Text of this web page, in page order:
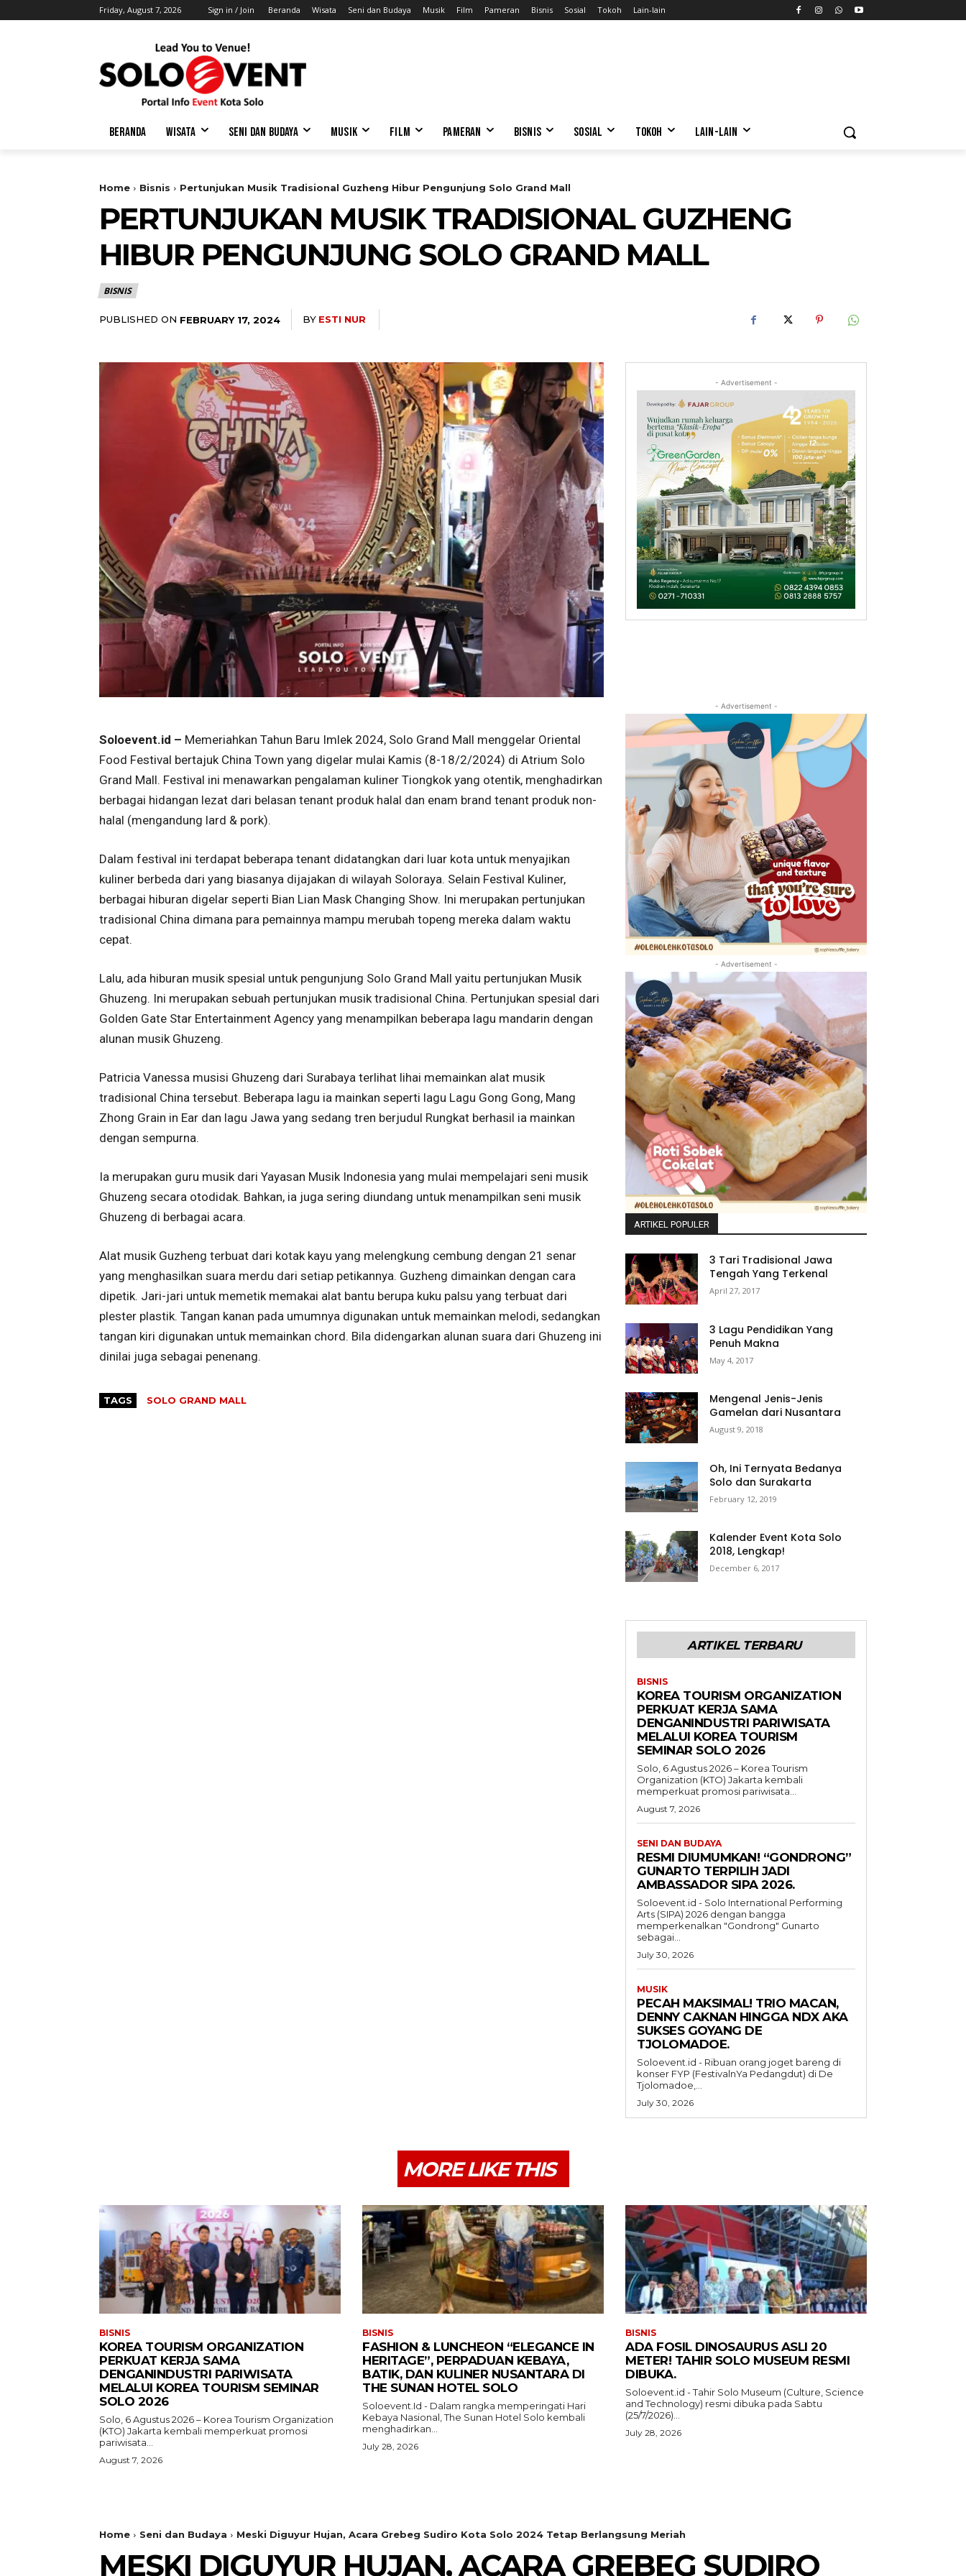
Friday, August 7, 2026 Sign in / Join Beranda Wisata Seni dan Budaya Musik Film Pameran Bisnis Sosial Tokoh Lain-lain
BERANDA WISATA SENI DAN BUDAYA MUSIK FILM PAMERAN BISNIS SOSIAL TOKOH LAIN-LAIN
Home Bisnis Pertunjukan Musik Tradisional Guzheng Hibur Pengunjung Solo Grand Mall
PERTUNJUKAN MUSIK TRADISIONAL GUZHENG
HIBUR PENGUNJUNG SOLO GRAND MALL
BISNIS
PUBLISHED ON FEBRUARY 17, 2024 BY ESTI NUR
- Advertisement -
Soloevent.id – Memeriahkan Tahun Baru Imlek 2024, Solo Grand Mall menggelar Oriental
Food Festival bertajuk China Town yang digelar mulai Kamis (8-18/2/2024) di Atrium Solo
Grand Mall. Festival ini menawarkan pengalaman kuliner Tiongkok yang otentik, menghadirkan
berbagai hidangan lezat dari belasan tenant produk halal dan enam brand tenant produk non-
halal (mengandung lard & pork).
Dalam festival ini terdapat beberapa tenant didatangkan dari luar kota untuk menyajikan
kuliner berbeda dari yang biasanya dijajakan di wilayah Soloraya. Selain Festival Kuliner,
berbagai hiburan digelar seperti Bian Lian Mask Changing Show. Ini merupakan pertunjukan
tradisional China dimana para pemainnya mampu merubah topeng mereka dalam waktu
cepat.
Lalu, ada hiburan musik spesial untuk pengunjung Solo Grand Mall yaitu pertunjukan Musik
Ghuzeng. Ini merupakan sebuah pertunjukan musik tradisional China. Pertunjukan spesial dari
Golden Gate Star Entertainment Agency yang menampilkan beberapa lagu mandarin dengan
alunan musik Ghuzeng.
Patricia Vanessa musisi Ghuzeng dari Surabaya terlihat lihai memainkan alat musik
tradisional China tersebut. Beberapa lagu ia mainkan seperti lagu Lagu Gong Gong, Mang
Zhong Grain in Ear dan lagu Jawa yang sedang tren berjudul Rungkat berhasil ia mainkan
dengan sempurna.
Ia merupakan guru musik dari Yayasan Musik Indonesia yang mulai mempelajari seni musik
Ghuzeng secara otodidak. Bahkan, ia juga sering diundang untuk menampilkan seni musik
Ghuzeng di berbagai acara.
Alat musik Guzheng terbuat dari kotak kayu yang melengkung cembung dengan 21 senar
yang menghasilkan suara merdu dari setiap petikannya. Guzheng dimainkan dengan cara
dipetik. Jari-jari untuk memetik memakai alat bantu berupa kuku palsu yang terbuat dari
plester plastik. Tangan kanan pada umumnya digunakan untuk memainkan melodi, sedangkan
tangan kiri digunakan untuk memainkan chord. Bila didengarkan alunan suara dari Ghuzeng ini
dinilai juga sebagai penenang.
TAGS SOLO GRAND MALL
- Advertisement -
- Advertisement -
ARTIKEL POPULER
3 Tari Tradisional Jawa
Tengah Yang Terkenal
April 27, 2017
3 Lagu Pendidikan Yang
Penuh Makna
May 4, 2017
Mengenal Jenis-Jenis
Gamelan dari Nusantara
August 9, 2018
Oh, Ini Ternyata Bedanya
Solo dan Surakarta
February 12, 2019
Kalender Event Kota Solo
2018, Lengkap!
December 6, 2017
ARTIKEL TERBARU
BISNIS
KOREA TOURISM ORGANIZATION
PERKUAT KERJA SAMA
DENGANINDUSTRI PARIWISATA
MELALUI KOREA TOURISM
SEMINAR SOLO 2026
Solo, 6 Agustus 2026 – Korea Tourism
Organization (KTO) Jakarta kembali
memperkuat promosi pariwisata...
August 7, 2026
SENI DAN BUDAYA
RESMI DIUMUMKAN! “GONDRONG”
GUNARTO TERPILIH JADI
AMBASSADOR SIPA 2026.
Soloevent.id - Solo International Performing
Arts (SIPA) 2026 dengan bangga
memperkenalkan "Gondrong" Gunarto
sebagai...
July 30, 2026
MUSIK
PECAH MAKSIMAL! TRIO MACAN,
DENNY CAKNAN HINGGA NDX AKA
SUKSES GOYANG DE
TJOLOMADOE.
Soloevent.id - Ribuan orang joget bareng di
konser FYP (FestivalnYa Pedangdut) di De
Tjolomadoe,...
July 30, 2026
MORE LIKE THIS
BISNIS
KOREA TOURISM ORGANIZATION
PERKUAT KERJA SAMA
DENGANINDUSTRI PARIWISATA
MELALUI KOREA TOURISM SEMINAR
SOLO 2026
Solo, 6 Agustus 2026 – Korea Tourism Organization
(KTO) Jakarta kembali memperkuat promosi
pariwisata...
August 7, 2026
BISNIS
FASHION & LUNCHEON “ELEGANCE IN
HERITAGE”, PERPADUAN KEBAYA,
BATIK, DAN KULINER NUSANTARA DI
THE SUNAN HOTEL SOLO
Soloevent.Id - Dalam rangka memperingati Hari
Kebaya Nasional, The Sunan Hotel Solo kembali
menghadirkan...
July 28, 2026
BISNIS
ADA FOSIL DINOSAURUS ASLI 20
METER! TAHIR SOLO MUSEUM RESMI
DIBUKA.
Soloevent.id - Tahir Solo Museum (Culture, Science
and Technology) resmi dibuka pada Sabtu
(25/7/2026)...
July 28, 2026